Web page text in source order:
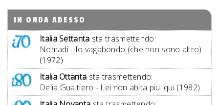
IN ONDA ADESSO
Italia Settanta sta trasmettendo:
Nomadi - Io vagabondo (che non sono altro)
(1972)
Italia Ottanta sta trasmettendo:
Delia Gualtiero - Lei non abita piu' qui (1982)